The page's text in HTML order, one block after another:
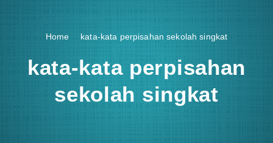
Home kata-kata perpisahan sekolah singkat
kata-kata perpisahan
sekolah singkat